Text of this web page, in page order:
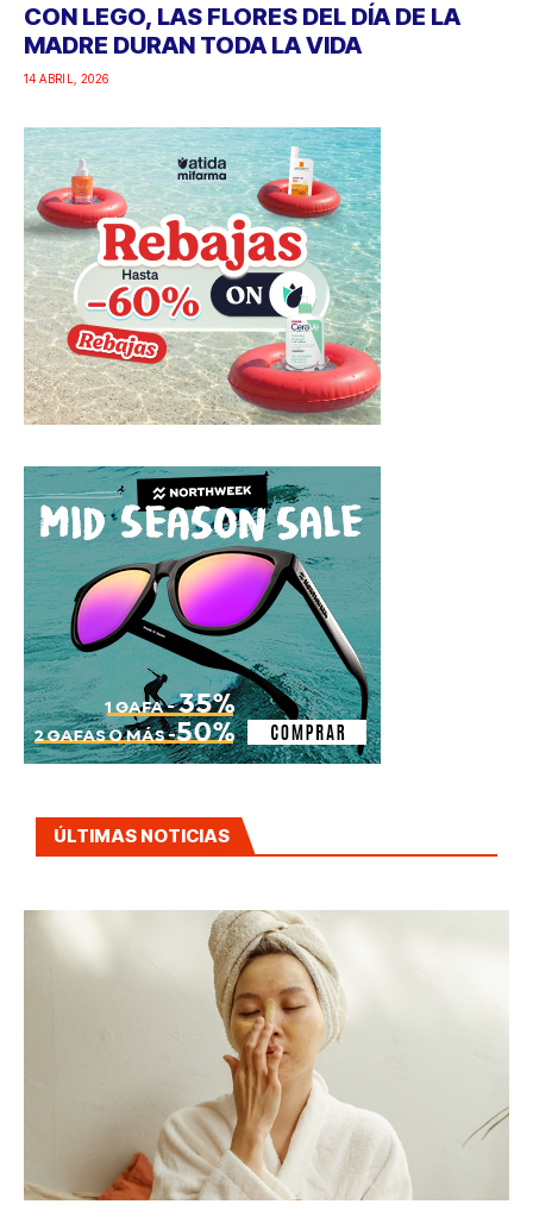
CON LEGO, LAS FLORES DEL DÍA DE LA
MADRE DURAN TODA LA VIDA
14 ABRIL, 2026
ÚLTIMAS NOTICIAS